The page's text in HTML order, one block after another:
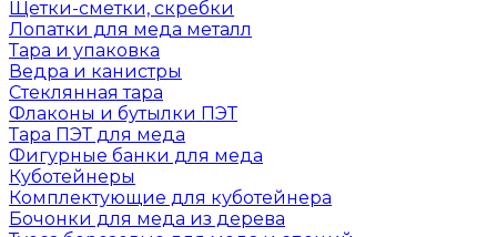
Щетки-сметки, скребки
Лопатки для меда металл
Тара и упаковка
Ведра и канистры
Стеклянная тара
Флаконы и бутылки ПЭТ
Тара ПЭТ для меда
Фигурные банки для меда
Куботейнеры
Комплектующие для куботейнера
Бочонки для меда из дерева